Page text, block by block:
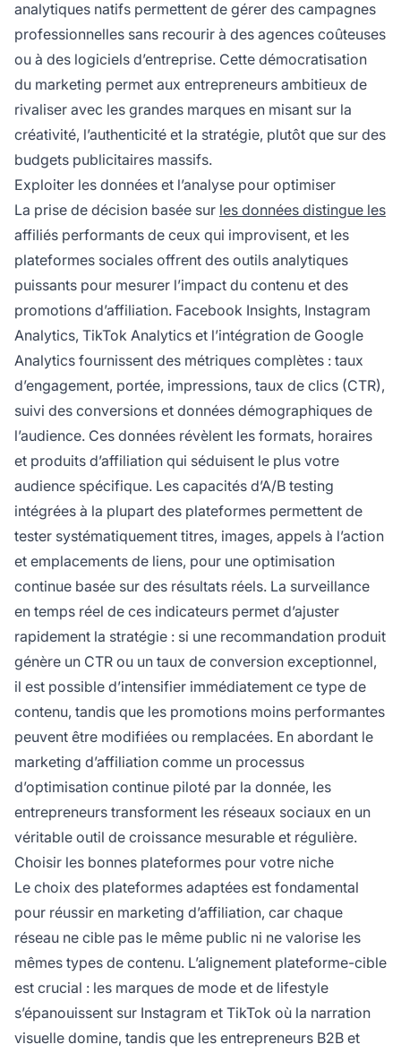
analytiques natifs permettent de gérer des campagnes
professionnelles sans recourir à des agences coûteuses
ou à des logiciels d’entreprise. Cette démocratisation
du marketing permet aux entrepreneurs ambitieux de
rivaliser avec les grandes marques en misant sur la
créativité, l’authenticité et la stratégie, plutôt que sur des
budgets publicitaires massifs.
Exploiter les données et l’analyse pour optimiser
La prise de décision basée sur les données distingue les
affiliés performants de ceux qui improvisent, et les
plateformes sociales offrent des outils analytiques
puissants pour mesurer l’impact du contenu et des
promotions d’affiliation. Facebook Insights, Instagram
Analytics, TikTok Analytics et l’intégration de Google
Analytics fournissent des métriques complètes : taux
d’engagement, portée, impressions, taux de clics (CTR),
suivi des conversions et données démographiques de
l’audience. Ces données révèlent les formats, horaires
et produits d’affiliation qui séduisent le plus votre
audience spécifique. Les capacités d’A/B testing
intégrées à la plupart des plateformes permettent de
tester systématiquement titres, images, appels à l’action
et emplacements de liens, pour une optimisation
continue basée sur des résultats réels. La surveillance
en temps réel de ces indicateurs permet d’ajuster
rapidement la stratégie : si une recommandation produit
génère un CTR ou un taux de conversion exceptionnel,
il est possible d’intensifier immédiatement ce type de
contenu, tandis que les promotions moins performantes
peuvent être modifiées ou remplacées. En abordant le
marketing d’affiliation comme un processus
d’optimisation continue piloté par la donnée, les
entrepreneurs transforment les réseaux sociaux en un
véritable outil de croissance mesurable et régulière.
Choisir les bonnes plateformes pour votre niche
Le choix des plateformes adaptées est fondamental
pour réussir en marketing d’affiliation, car chaque
réseau ne cible pas le même public ni ne valorise les
mêmes types de contenu. L’alignement plateforme-cible
est crucial : les marques de mode et de lifestyle
s’épanouissent sur Instagram et TikTok où la narration
visuelle domine, tandis que les entrepreneurs B2B et